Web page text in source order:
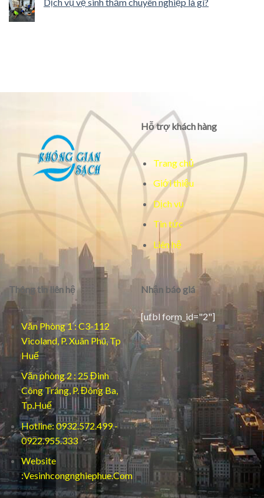
Hỗ trợ khách hàng
Trang chủ
Giới thiệu
Dịch vụ
Tin tức
Liên hệ
Thông tin liên hệ
Văn Phòng 1 : C3-112
Vicoland, P. Xuân Phú, Tp
Huế
Văn phòng 2 : 25 Đinh
Công Tráng, P. Đông Ba,
Tp.Huế
Hotline: 0932.572.499 -
0922.955.333
Website
:Vesinhcongnghiephue.Com
Nhận báo giá
[ufbl form_id="2"]